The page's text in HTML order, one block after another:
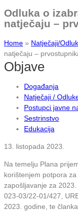
Odluka o
natječaju –
Home » Natječaji/
natječaju –
Objave
Događanja
Natječaji /
Postupci javne
Sestrinstvo
Edukacija
13. listopada 2023.
Na temelju Plana
korištenjem potpora
zapošljavanje za
023-03/22-01/427,
2023. godine, te